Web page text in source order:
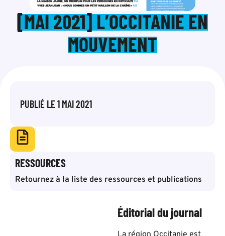
[MAI 2021] L’OCCITANIE EN
MOUVEMENT
PUBLIÉ LE 1 MAI 2021
RESSOURCES
Retournez à la liste des ressources et publications
Éditorial du journal